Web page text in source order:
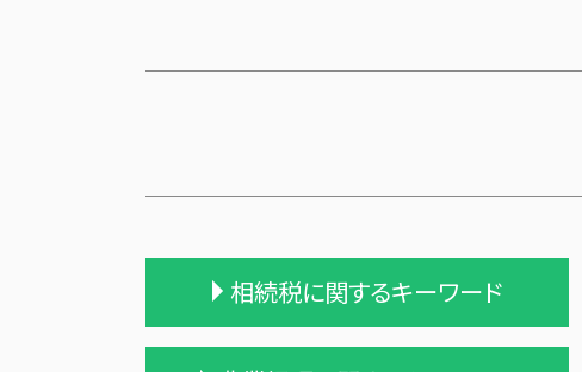
相続税に関するキーワード